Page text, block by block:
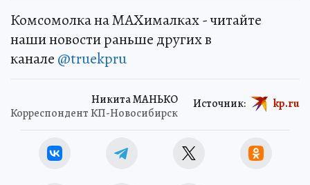
Комсомолка на MAXималках - читайте
наши новости раньше других в
канале @truekpru
Никита МАНЬКО
Корреспондент КП-Новосибирск
Источник: kp.ru